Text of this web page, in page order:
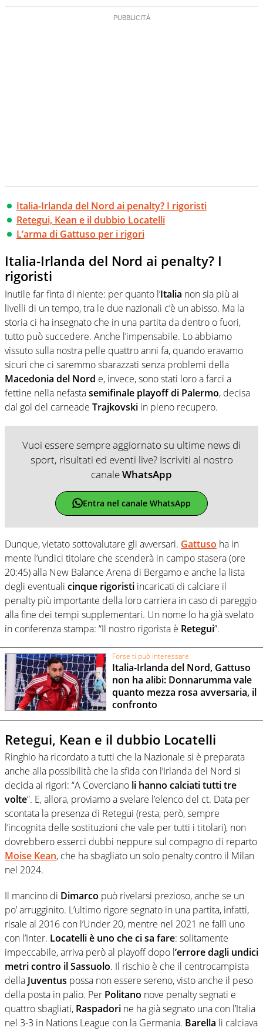
Italia-Irlanda del Nord ai penalty? I rigoristi
Retegui, Kean e il dubbio Locatelli
L’arma di Gattuso per i rigori
Italia-Irlanda del Nord ai penalty? I
rigoristi
Inutile far finta di niente: per quanto l’Italia non sia più ai
livelli di un tempo, tra le due nazionali c’è un abisso. Ma la
storia ci ha insegnato che in una partita da dentro o fuori,
tutto può succedere. Anche l’impensabile. Lo abbiamo
vissuto sulla nostra pelle quattro anni fa, quando eravamo
sicuri che ci saremmo sbarazzati senza problemi della
Macedonia del Nord e, invece, sono stati loro a farci a
fettine nella nefastasemifinale playoff di Palermo, decisa
dal gol del carneade Trajkovski in pieno recupero.
Vuoi essere sempre aggiornato su ultime news di
sport, risultati ed eventi live? Iscriviti al nostro
canaleWhatsApp
Entra nel canale WhatsApp
Dunque, vietato sottovalutare gli avversari. Gattuso ha in
mente l’undici titolare che scenderà in campo stasera (ore
20:45) alla New Balance Arena di Bergamo e anche la lista
degli eventuali cinque rigoristi incaricati di calciare il
penalty più importante della loro carriera in caso di pareggio
alla fine dei tempi supplementari. Un nome lo ha già svelato
in conferenza stampa: “Il nostro rigorista è Retegui”.
Forse ti può interessare
Italia-Irlanda del Nord, Gattuso
non ha alibi: Donnarumma vale
quanto mezza rosa avversaria, il
confronto
Retegui, Kean e il dubbio Locatelli
Ringhio ha ricordato a tutti che la Nazionale si è preparata
anche alla possibilità che la sfida con l’Irlanda del Nord si
decida ai rigori: “A Coverciano li hanno calciati tutti tre
volte”. E, allora, proviamo a svelare l’elenco del ct. Data per
scontata la presenza di Retegui (resta, però, sempre
l’incognita delle sostituzioni che vale per tutti i titolari), non
dovrebbero esserci dubbi neppure sul compagno di reparto
Moise Kean, che ha sbagliato un solo penalty contro il Milan
nel 2024.
Il mancino di Dimarco può rivelarsi prezioso, anche se un
po’ arrugginito. L’ultimo rigore segnato in una partita, infatti,
risale al 2016 con l’Under 20, mentre nel 2021 ne fallì uno
con l’Inter. Locatelli è uno che ci sa fare: solitamente
impeccabile, arriva però al playoff dopo l’errore dagli undici
metri contro il Sassuolo. Il rischio è che il centrocampista
della Juventus possa non essere sereno, visto anche il peso
della posta in palio. Per Politano nove penalty segnati e
quattro sbagliati, Raspadori ne ha già segnato una con l’Italia
nel 3-3 in Nations League con la Germania. Barella li calciava